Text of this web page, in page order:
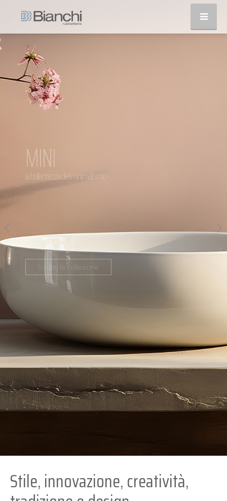
MINI
la brillantezza del minimalismo
Scopri la collezione
Stile, innovazione, creatività,